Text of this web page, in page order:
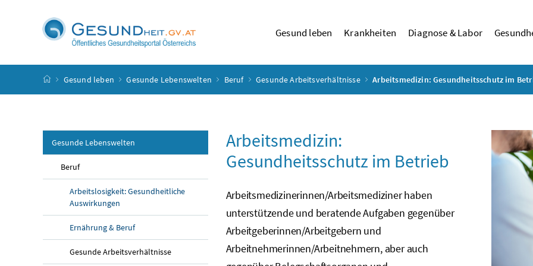
Gesund leben Krankheiten Diagnose & Labor
Startseite
Gesund leben Gesunde Lebenswelten Beruf Gesunde Arbeitsverhältnisse Arbeitsmedizin: Gesundheitsschutz im
Gesunde Lebenswelten
Beruf
Arbeitslosigkeit: Gesundheitliche
Auswirkungen
Ernährung & Beruf
Gesunde Arbeitsverhältnisse
Arbeitsmedizin:
Gesundheitsschutz im Betrieb
Arbeitsmedizinerinnen/Arbeitsmediziner haben
unterstützende und beratende Aufgaben gegenüber
Arbeitgeberinnen/Arbeitgebern und
Arbeitnehmerinnen/Arbeitnehmern, aber auch